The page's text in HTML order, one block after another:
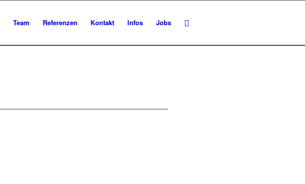
Team Referenzen Kontakt Infos Jobs